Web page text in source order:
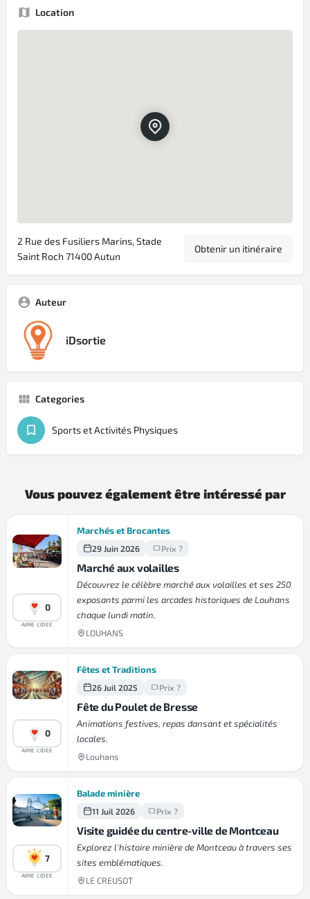
Location
2 Rue des Fusiliers Marins, Stade
Saint Roch 71400 Autun
Obtenir un itinéraire
Auteur
iDsortie
Categories
Sports et Activités Physiques
Vous pouvez également être intéressé par
0
AIME L'IDEE
Marchés et Brocantes
29 Juin 2026 Prix ?
Marché aux volailles
Découvrez le célèbre marché aux volailles et ses 250
exposants parmi les arcades historiques de Louhans
chaque lundi matin.
LOUHANS
0
AIME L'IDEE
Fêtes et Traditions
26 Juil 2025 Prix ?
Fête du Poulet de Bresse
Animations festives, repas dansant et spécialités
locales.
Louhans
7
AIME L'IDEE
Balade minière
11 Juil 2026 Prix ?
Visite guidée du centre-ville de Montceau
Explorez l'histoire minière de Montceau à travers ses
sites emblématiques.
LE CREUSOT